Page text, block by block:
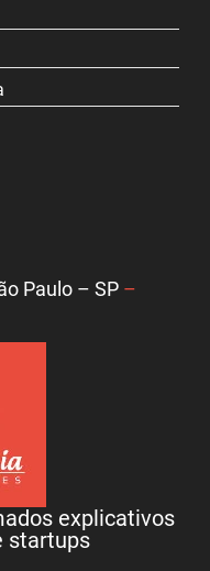
Paulo – SP –
explicativos
startups